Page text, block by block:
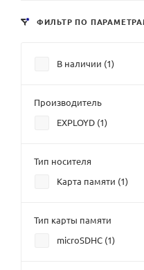
ФИЛЬТР ПО
В наличии (1)
Производитель
EXPLOYD (1)
Тип носителя
Карта памяти (1)
Тип карты памяти
microSDHC (1)